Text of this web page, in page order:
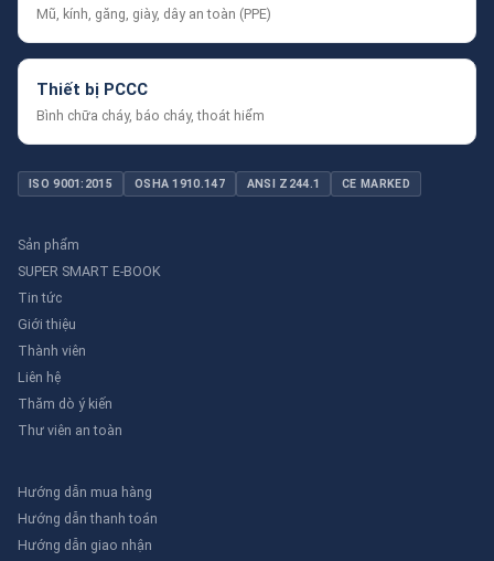
Mũ, kính, găng, giày, dây an toàn (PPE)
Thiết bị PCCC
Bình chữa cháy, báo cháy, thoát hiểm
ISO 9001:2015 OSHA 1910.147 ANSI Z244.1 CE MARKED
Sản phẩm
SUPER SMART E-BOOK
Tin tức
Giới thiệu
Thành viên
Liên hệ
Thăm dò ý kiến
Thư viên an toàn
Hướng dẫn mua hàng
Hướng dẫn thanh toán
Hướng dẫn giao nhận